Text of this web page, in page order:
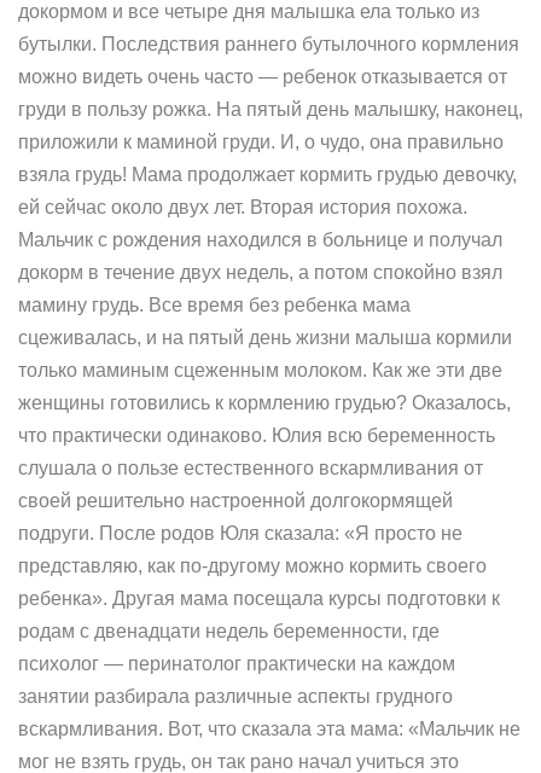
докормом и все четыре дня малышка ела только из
бутылки. Последствия раннего бутылочного кормления
можно видеть очень часто — ребенок отказывается от
груди в пользу рожка. На пятый день малышку, наконец,
приложили к маминой груди. И, о чудо, она правильно
взяла грудь! Мама продолжает кормить грудью девочку,
ей сейчас около двух лет. Вторая история похожа.
Мальчик с рождения находился в больнице и получал
докорм в течение двух недель, а потом спокойно взял
мамину грудь. Все время без ребенка мама
сцеживалась, и на пятый день жизни малыша кормили
только маминым сцеженным молоком. Как же эти две
женщины готовились к кормлению грудью? Оказалось,
что практически одинаково. Юлия всю беременность
слушала о пользе естественного вскармливания от
своей решительно настроенной долгокормящей
подруги. После родов Юля сказала: «Я просто не
представляю, как по-другому можно кормить своего
ребенка». Другая мама посещала курсы подготовки к
родам с двенадцати недель беременности, где
психолог — перинатолог практически на каждом
занятии разбирала различные аспекты грудного
вскармливания. Вот, что сказала эта мама: «Мальчик не
мог не взять грудь, он так рано начал учиться это